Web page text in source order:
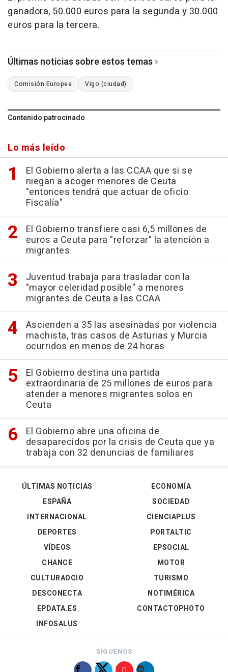
ganadora, 50.000 euros para la segunda y 30.000
euros para la tercera.
Últimas noticias sobre estos temas
Comisión Europea Vigo (ciudad)
Contenido patrocinado
Lo más leído
El Gobierno alerta a las CCAA que si se
niegan a acoger menores de Ceuta
"entonces tendrá que actuar de oficio
Fiscalía"
El Gobierno transfiere casi 6,5 millones de
euros a Ceuta para "reforzar" la atención a
migrantes
Juventud trabaja para trasladar con la
"mayor celeridad posible" a menores
migrantes de Ceuta a las CCAA
Ascienden a 35 las asesinadas por violencia
machista, tras casos de Asturias y Murcia
ocurridos en menos de 24 horas
El Gobierno destina una partida
extraordinaria de 25 millones de euros para
atender a menores migrantes solos en
Ceuta
El Gobierno abre una oficina de
desaparecidos por la crisis de Ceuta que ya
trabaja con 32 denuncias de familiares
ÚLTIMAS NOTICIAS
ESPAÑA
INTERNACIONAL
DEPORTES
VÍDEOS
ECONOMÍA
SOCIEDAD
CIENCIAPLUS
PORTALTIC
EPSOCIAL
CHANCE
CULTURAOCIO
DESCONECTA
EPDATA.ES
INFOSALUS
MOTOR
TURISMO
NOTIMÉRICA
CONTACTOPHOTO
SÍGUENOS